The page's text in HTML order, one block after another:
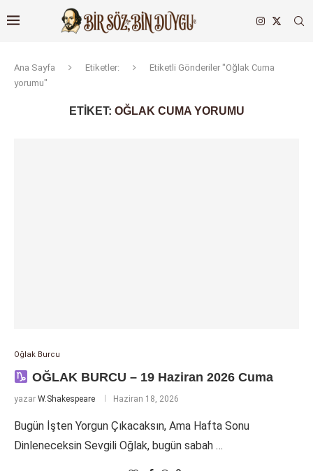
Ana Sayfa Etiketler:
Etiketli Gönderiler "Oğlak Cuma
yorumu"
ETIKET: OĞLAK CUMA YORUMU
Oğlak Burcu
OĞLAK BURCU – 19 Haziran 2026 Cuma
yazar W.Shakespeare Haziran 18, 2026
Bugün İşten Yorgun Çıkacaksın, Ama Hafta Sonu
Dinleneceksin Sevgili Oğlak, bugün sabah …